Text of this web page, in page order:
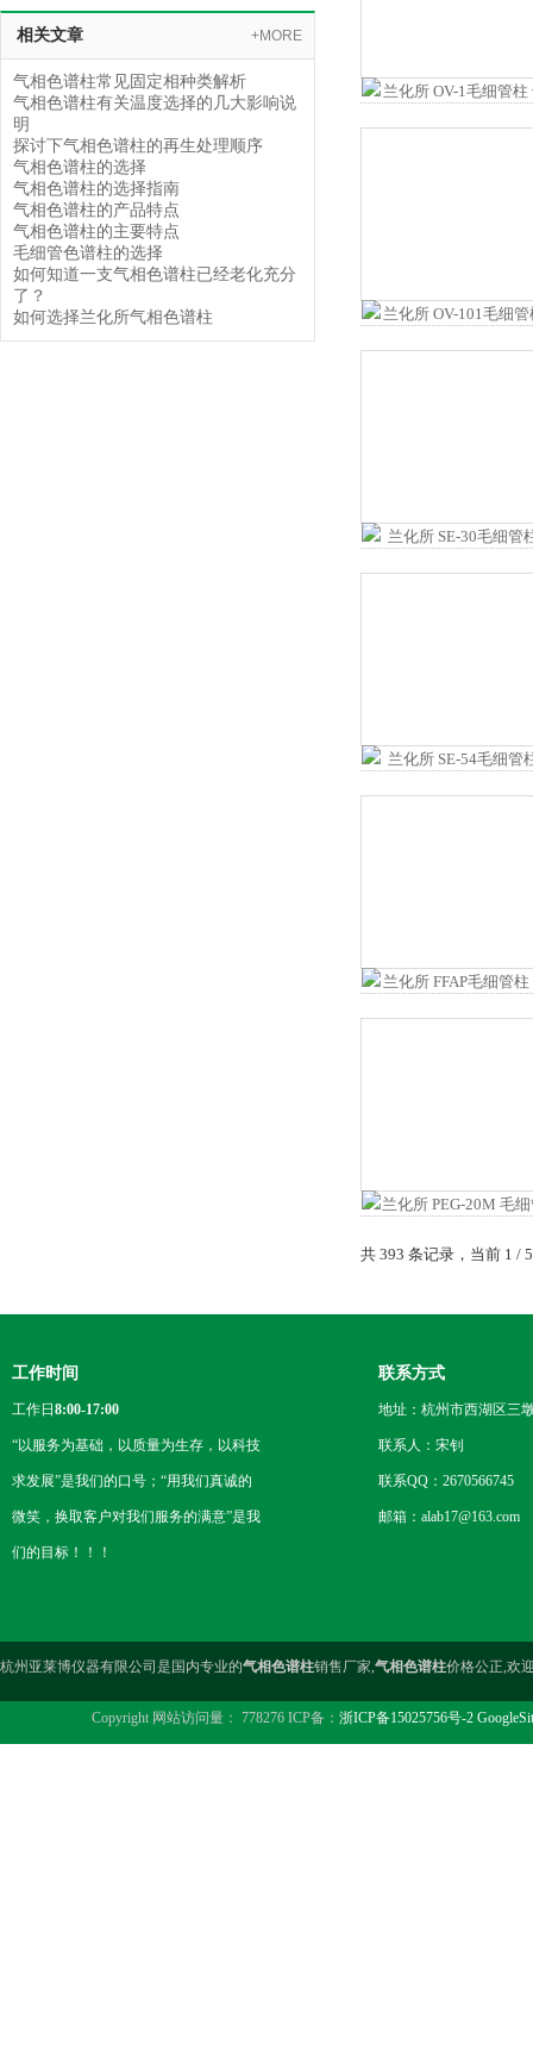
相关文章 +MORE
气相色谱柱常见固定相种类解析
气相色谱柱有关温度选择的几大影响说
明
探讨下气相色谱柱的再生处理顺序
气相色谱柱的选择
气相色谱柱的选择指南
气相色谱柱的产品特点
气相色谱柱的主要特点
毛细管色谱柱的选择
如何知道一支气相色谱柱已经老化充分
了？
如何选择兰化所气相色谱柱
共 393 条记录，当前 1
工作时间
工作日 8:00-17:00
“以服务为基础，以质量为生存，以科技
求发展”是我们的口号；“用我们真诚的
微笑，换取客户对我们服务的满意”是我
们的目标！！！
联系方式
地址：杭州市西湖区三
联系人：宋钊
联系QQ：2670566745
邮箱：alab17@163.com
杭州亚莱博仪器有限公司是国内专业的气相色谱柱销售厂家,气相色谱柱价格公正,欢
Copyright 网站访问量： 778276 ICP备： 浙ICP备15025756号-2